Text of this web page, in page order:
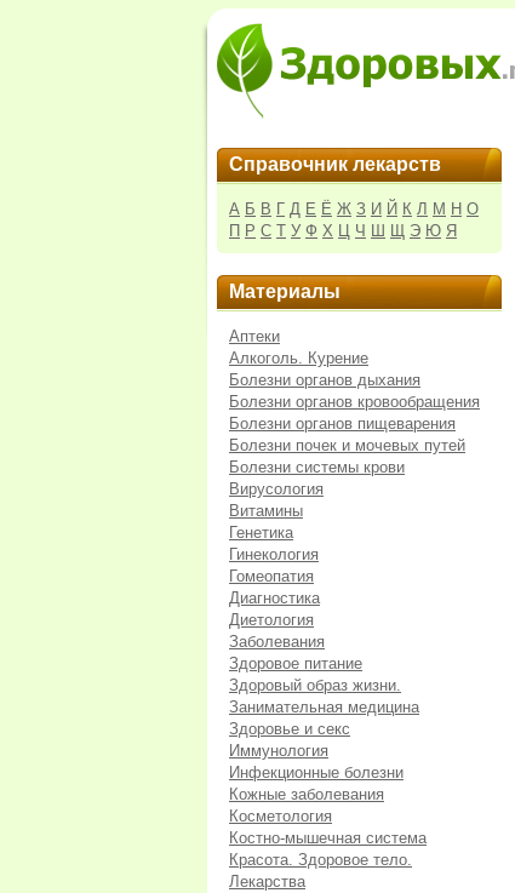
Справочник лекарств
А Б В Г Д Е Ё Ж З И Й К Л М Н О
П Р С Т У Ф Х Ц Ч Ш Щ Э Ю Я
Материалы
Аптеки
Алкоголь. Курение
Болезни органов дыхания
Болезни органов кровообращения
Болезни органов пищеварения
Болезни почек и мочевых путей
Болезни системы крови
Вирусология
Витамины
Генетика
Гинекология
Гомеопатия
Диагностика
Диетология
Заболевания
Здоровое питание
Здоровый образ жизни.
Занимательная медицина
Здоровье и секс
Иммунология
Инфекционные болезни
Кожные заболевания
Косметология
Костно-мышечная система
Красота. Здоровое тело.
Лекарства